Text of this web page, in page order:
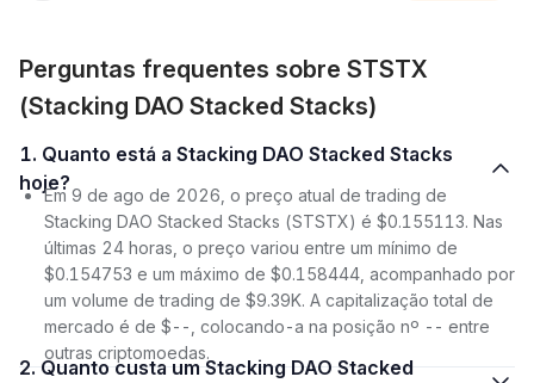
Perguntas frequentes sobre STSTX
(Stacking DAO Stacked Stacks)
1. Quanto está a Stacking DAO Stacked Stacks
hoje?
Em 9 de ago de 2026, o preço atual de trading de
Stacking DAO Stacked Stacks (STSTX) é $0.155113. Nas
últimas 24 horas, o preço variou entre um mínimo de
$0.154753 e um máximo de $0.158444, acompanhado por
um volume de trading de $9.39K. A capitalização total de
mercado é de $--, colocando-a na posição nº -- entre
outras criptomoedas.
2. Quanto custa um Stacking DAO Stacked